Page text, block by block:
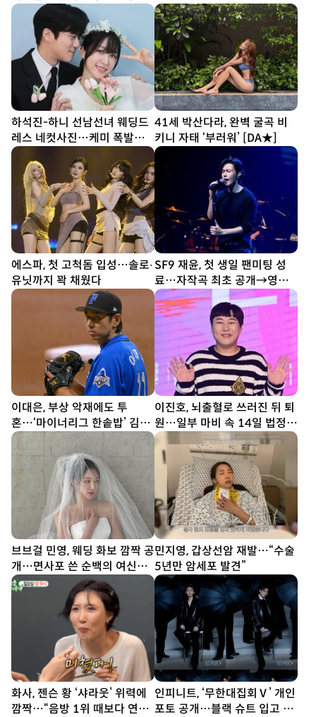
득
하석진-하니 선남선녀 웨딩드
레스 네컷사진…케미 폭발
[DA★]
41세 박산다라, 완벽 굴곡 비
키니 자태 ‘부러워’ [DA★]
에스파, 첫 고척돔 입성…솔로∙
유닛까지 꽉 채웠다
SF9 재윤, 첫 생일 팬미팅 성
료…자작곡 최초 공개→영빈·
찬희 깜짝 등장
이대은, 부상 악재에도 투
혼…‘마이너리그 한솥밥’ 김동
엽과 정면승부 (불꽃야구2)
이진호, 뇌출혈로 쓰러진 뒤 퇴
원…일부 마비 속 14일 법정
선다
브브걸 민영, 웨딩 화보 깜짝 공
개…면사포 쓴 순백의 여신
[DA★]
민지영, 갑상선암 재발…“수술
5년만 암세포 발견”
화사, 젠슨 황 ‘샤라웃’ 위력에
깜짝…“음방 1위 때보다 연락
인피니트, ‘무한대집회Ⅴ’ 개인
포토 공개…블랙 슈트 입고 강